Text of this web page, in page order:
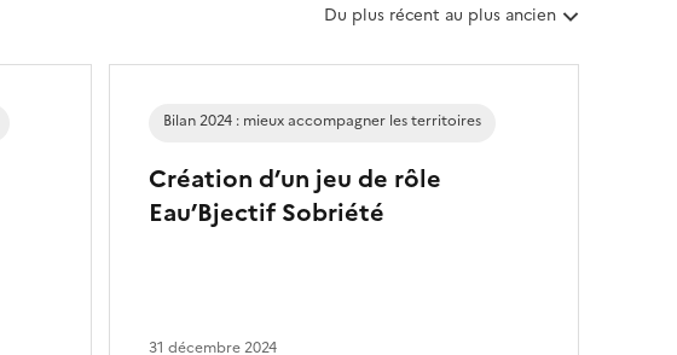
T
i
s
a
Du plus récent au plus ancien
Création d’un jeu de rôle
Eau’Bjectif Sobriété
Bilan 2024 : mieux accompagner les territoires
31 décembre 2024